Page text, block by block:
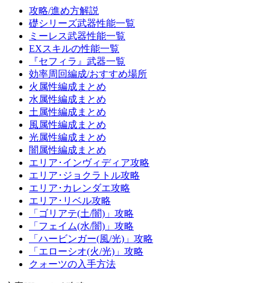
攻略/進め方解説
礎シリーズ武器性能一覧
ミーレス武器性能一覧
EXスキルの性能一覧
『セフィラ』武器一覧
効率周回編成/おすすめ場所
火属性編成まとめ
水属性編成まとめ
土属性編成まとめ
風属性編成まとめ
光属性編成まとめ
闇属性編成まとめ
エリア･インヴィディア攻略
エリア･ジョクラトル攻略
エリア･カレンダエ攻略
エリア･リベル攻略
「ゴリアテ(土/闇)」攻略
「フェイム(水/闇)」攻略
「ハービンガー(風/光)」攻略
「エローシオ(火/光)」攻略
クォーツの入手方法